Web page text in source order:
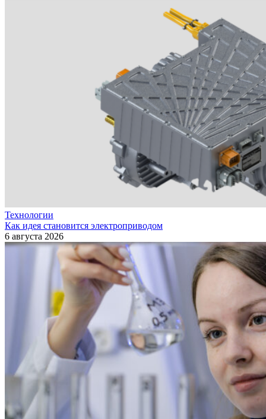
Технологии
Как идея становится электроприводом
6 августа 2026